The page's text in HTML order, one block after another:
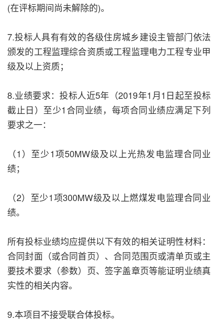
(在评标期间尚未解除的)。
7.投标人具有有效的各级住房城乡建设主管部门依法
颁发的工程监理综合资质或工程监理电力工程专业甲
级及以上资质；
8.业绩要求：投标人近5年（2019年1月1日起至投标
截止日）至少1合同业绩，每项合同业绩应满足下列
要求之一：
（1）至少1项50MW级及以上光热发电监理合同业
绩；
（2）至少1项300MW级及以上燃煤发电监理合同业
绩。
所有投标业绩均应提供以下有效的相关证明性材料：
合同封面（或合同首页）、合同范围页或清单页或主
要技术要求（参数）页、签字盖章页等能证明业绩真
实性的相关内容。
9.本项目不接受联合体投标。